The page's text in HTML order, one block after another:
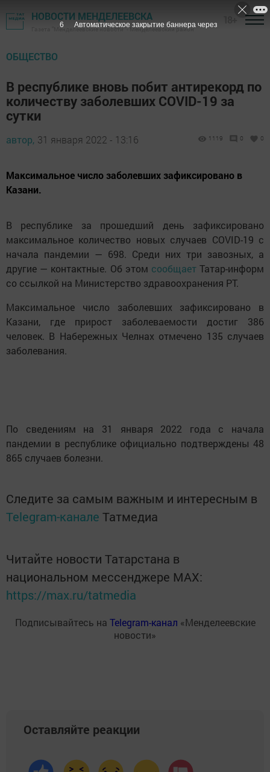
НОВОСТИ МЕНДЕЛЕЕВСКА
Газета "Менделеевские новости" - Менделеевский район
ОБЩЕСТВО
В республике вновь побит антирекорд по
количеству заболевших COVID-19 за
сутки
автор, 31 января 2022 - 13:16 1119 0 0
Максимальное число заболевших зафиксировано в
Казани.
В республике за прошедший день зафиксировано
максимальное количество новых случаев COVID-19 с
начала пандемии — 698. Среди них три завозных, а
другие — контактные. Об этом сообщаетТатар-информ
со ссылкой на Министерство здравоохранения РТ.
Максимальное число заболевших зафиксировано в
Казани, где прирост заболеваемости достиг 386
человек. В Набережных Челнах отмечено 135 случаев
заболевания.
По сведениям на 31 января 2022 года с начала
пандемии в республике официально подтверждены 48
865 случаев болезни.
Следите за самым важным и интересным в
Telegram-канале Татмедиа
Читайте новости Татарстана в
национальном мессенджере MАХ:
https://max.ru/tatmedia
Подписывайтесь на Telegram-канал «Менделеевские
новости»
Оставляйте реакции
5 Автоматическое закрытие баннера через